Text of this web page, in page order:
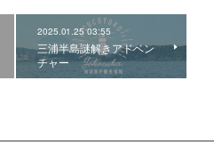
2025.01.25 03:55
三浦半島謎解きアドベン
チャー